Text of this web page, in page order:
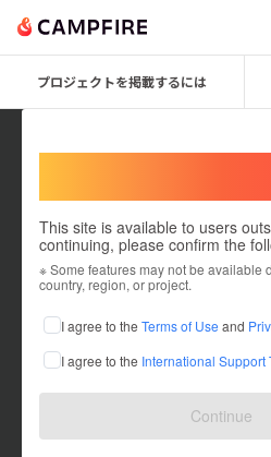
プロジェクトを掲載するには
This site is available to users
continuing, please confirm the
※ Some features may not be available
country, region, or project.
I agree to the Terms of Use and
I agree to the International Support
Continue
Yashiro
これまでに1件のプロジェクトを投
在住国：日本 現在地：未設定
出身国：日本 出身地：宮城県
IRIAMライバー 夜白みきと申します リ
です 気軽に枠に遊びに来てください♪